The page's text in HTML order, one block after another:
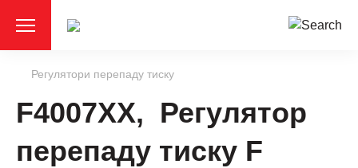
Регулятори перепаду тиску
F4007ХХ, Регулятор
перепаду тиску F